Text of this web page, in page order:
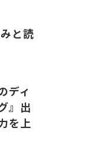
と読
ディ
』出
を上